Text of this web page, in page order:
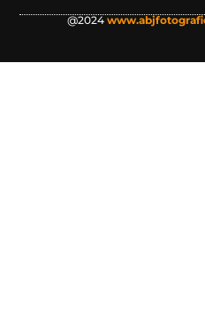
@2024